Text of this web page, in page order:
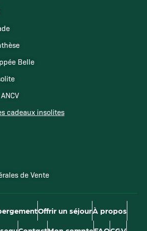
Belle
cadeaux insolites
de Vente
Offrir un séjourÀ propos